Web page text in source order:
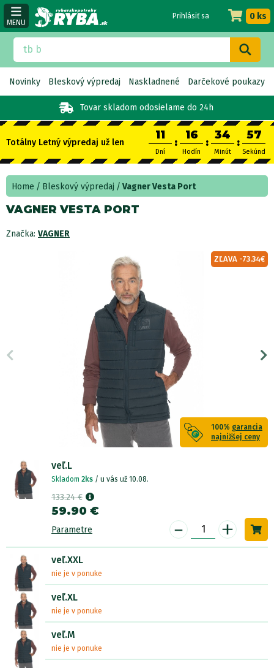
MENU
Tovar skladom odosielame do 24h
Prihlásiť sa 0 ks
Novinky Bleskový výpredaj Naskladnené Darčekové poukazy
Totálny Letný výpredaj už len
11
Dní
:
16
Hodín
:
34
Minút
:
57
Sekúnd
Home Bleskový výpredaj Vagner Vesta Port
VAGNER VESTA PORT
Značka: VAGNER
ZĽAVA -73.34€
100% garancia
najnižšej ceny
veľ.L
Skladom 2ks / u vás už 10.08.
133.24 €
59.90 €
Parametre - +
veľ.XXL
nie je v ponuke
veľ.XL
nie je v ponuke
veľ.M
nie je v ponuke